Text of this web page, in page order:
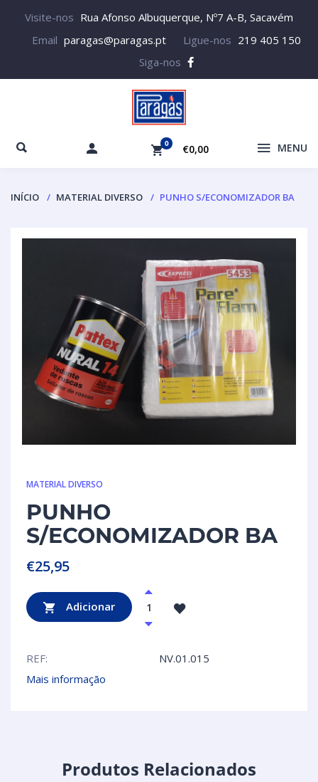
Visite-nos Rua Afonso Albuquerque, Nº7 A-B, Sacavém
Email paragas@paragas.pt Ligue-nos 219 405 150
Siga-nos
0 €0,00 MENU
INÍCIO MATERIAL DIVERSO PUNHO S/ECONOMIZADOR BA
MATERIAL DIVERSO
PUNHO
S/ECONOMIZADOR BA
€25,95
Adicionar
REF:
NV.01.015
Mais informação
Produtos Relacionados